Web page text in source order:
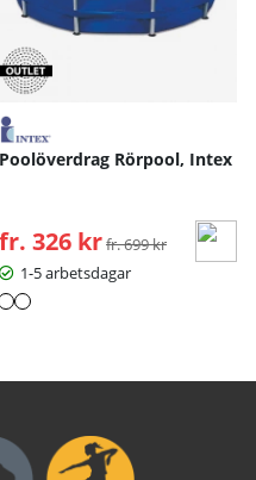
Poolöverdrag Rörpool, Intex
fr. 326 kr Ordinarie pris:
fr. 699 kr
1-5 arbetsdagar